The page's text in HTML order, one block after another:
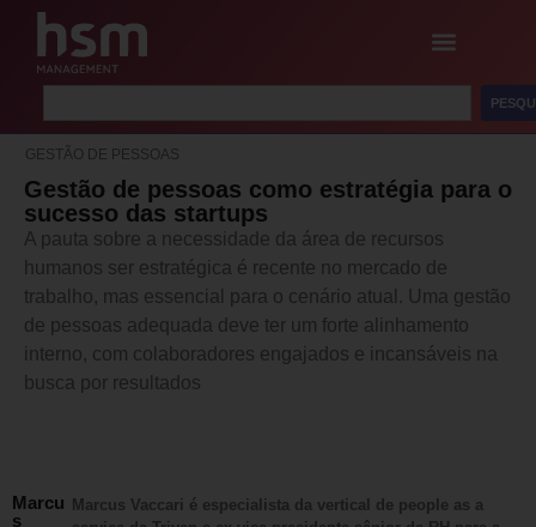
GESTÃO DE PESSOAS
Gestão de pessoas como estratégia para o
sucesso das startups
A pauta sobre a necessidade da área de recursos
humanos ser estratégica é recente no mercado de
trabalho, mas essencial para o cenário atual. Uma gestão
de pessoas adequada deve ter um forte alinhamento
interno, com colaboradores engajados e incansáveis na
busca por resultados
Marcu
s
Marcus Vaccari é especialista da vertical de people as a